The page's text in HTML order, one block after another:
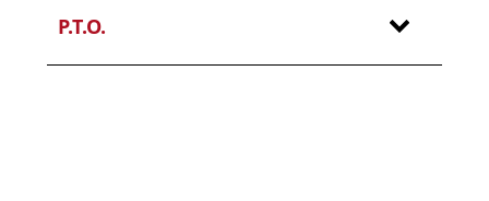
P.T.O.